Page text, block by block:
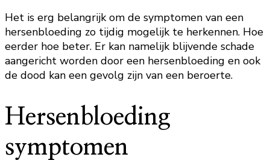
Het is erg belangrijk om de symptomen van een
hersenbloeding zo tijdig mogelijk te herkennen. Hoe
eerder hoe beter. Er kan namelijk blijvende schade
aangericht worden door een hersenbloeding en ook
de dood kan een gevolg zijn van een beroerte.
Hersenbloeding
symptomen